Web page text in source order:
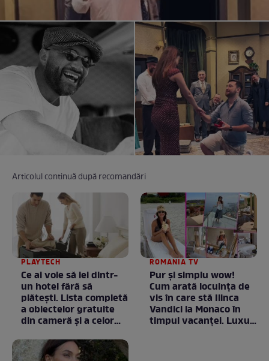
Articolul continuă după recomandări
PLAYTECH
Ce ai voie să iei dintr-
un hotel fără să
plătești. Lista completă
a obiectelor gratuite
din cameră și a celor
proprietatea unității
ROMANIA TV
Pur și simplu wow!
Cum arată locuința de
vis în care stă Ilinca
Vandici la Monaco în
timpul vacanței. Luxul